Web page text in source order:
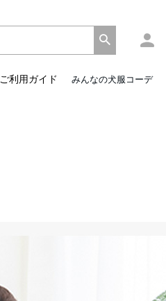
ご利用ガイド みんなの犬服コーデ